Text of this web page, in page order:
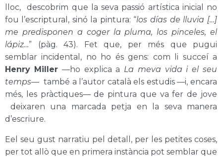
lloc, descobrim que la seva passió artística inicial no
fou l’escriptural, sinó la pintura: “los días de lluvia […]
me predisponen a coger la pluma, los pinceles, el
lápiz…” (pàg. 43). Fet que, per més que pugui
semblar incidental, no ho és gens: com li succeí a
Henry Miller —ho explica a La meva vida i el seu
temps— també a l’autor català els estudis —i, encara
més, les pràctiques— de pintura que va fer de jove
deixaren una marcada petja en la seva manera
d’escriure.
Eel seu gust narratiu pel detall, per les petites coses,
per tot allò que en primera instància pot semblar que